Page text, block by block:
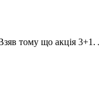
тому що акція